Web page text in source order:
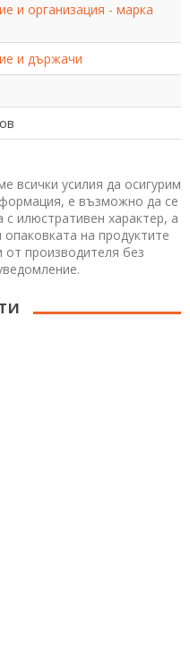
и организация - марка
и държачи
всички усилия да осигурим
е възможно да се
илюстративен характер, а
на продуктите
производителя без